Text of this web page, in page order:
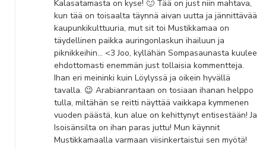
Kalasatamasta on kyse! 🙂 Tää on just niin mahtava,
kun tää on toisaalta täynnä aivan uutta ja jännittävää
kaupunkikulttuuria, mut sit toi Mustikkamaa on
täydellinen paikka auringonlaskun ihailuun ja
piknikkeihin… <3 Joo, kyllähän Sompasaunasta kuulee
ehdottomasti enemmän just tollaisia kommentteja.
Ihan eri meininki kuin Löylyssä ja oikein hyvällä
tavalla. 😉 Arabianrantaan on tosiaan ihanan helppo
tulla, miltähän se reitti näyttää vaikkapa kymmenen
vuoden päästä, kun alue on kehittynyt entisestään! Ja
Isoisänsilta on ihan paras juttu! Mun käynnit
Mustikkamaalla varmaan viisinkertaistui sen myötä!